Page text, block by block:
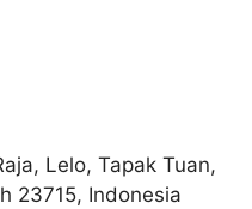
Lelo, Tapak Tuan,
23715, Indonesia